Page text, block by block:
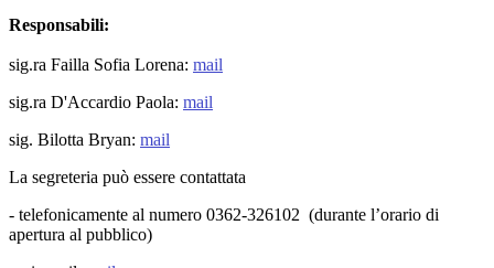
Responsabili:
sig.ra Failla Sofia Lorena: mail
sig.ra D'Accardio Paola: mail
sig. Bilotta Bryan: mail
La segreteria può essere contattata
- telefonicamente al numero 0362-326102 (durante l’orario di
apertura al pubblico)